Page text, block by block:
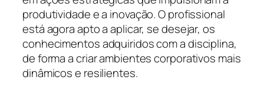
produtividade e a inovação. O profissional
está agora apto a aplicar, se desejar, os
conhecimentos adquiridos com a disciplina,
de forma a criar ambientes corporativos mais
dinâmicos e resilientes.